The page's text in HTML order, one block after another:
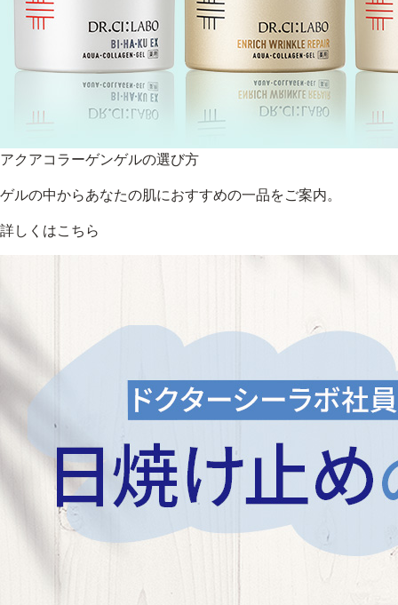
アクアコラーゲンゲルの選び方
ゲルの中からあなたの肌におすすめの一品をご案内。
詳しくはこちら